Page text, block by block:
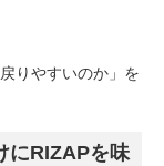
りやすいのか」を
にRIZAPを味